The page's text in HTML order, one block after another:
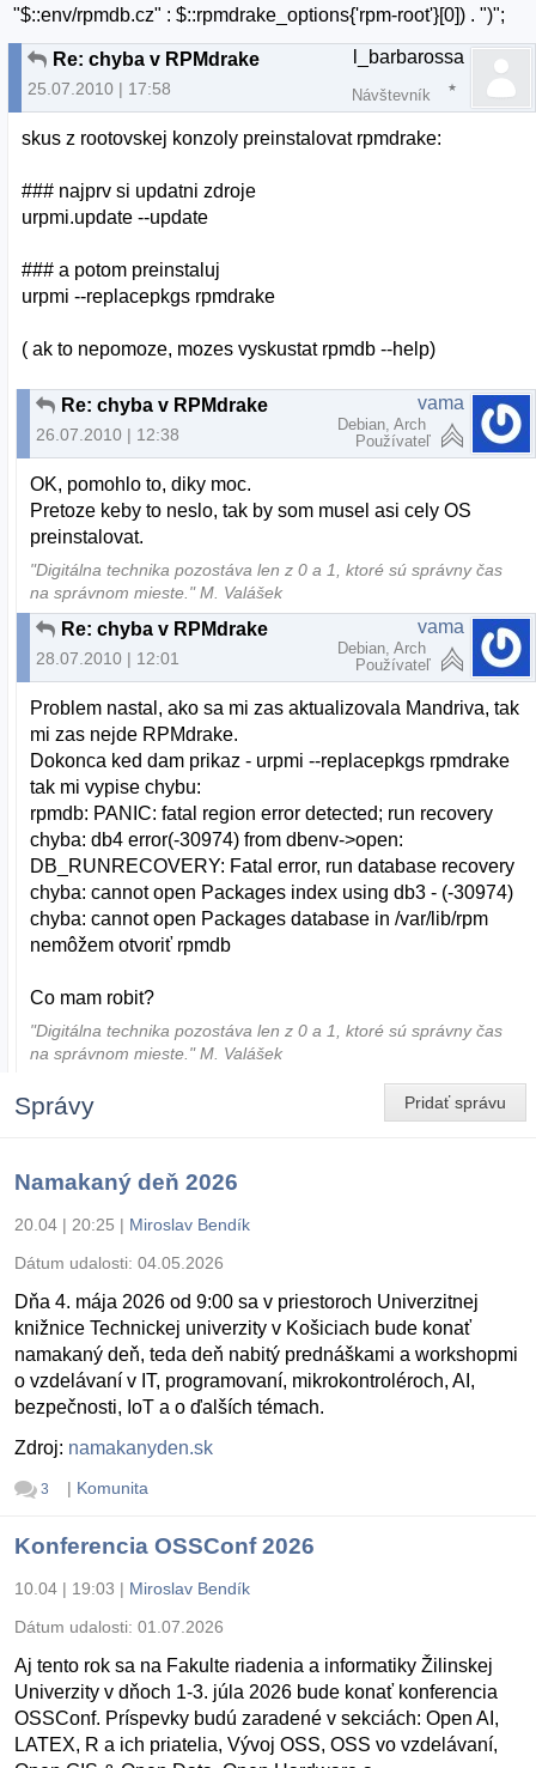
"$::env/rpmdb.cz" : $::rpmdrake_options{'rpm-root'}[0]) . ")";
Re: chyba v RPMdrake
25.07.2010 | 17:58
l_barbarossa
Návštevník
skus z rootovskej konzoly preinstalovat rpmdrake:
### najprv si updatni zdroje
urpmi.update --update
### a potom preinstaluj
urpmi --replacepkgs rpmdrake
( ak to nepomoze, mozes vyskustat rpmdb --help)
Re: chyba v RPMdrake
26.07.2010 | 12:38
vama
Debian, Arch
Používateľ
OK, pomohlo to, diky moc.
Pretoze keby to neslo, tak by som musel asi cely OS
preinstalovat.
"Digitálna technika pozostáva len z 0 a 1, ktoré sú správny čas
na správnom mieste." M. Valášek
Re: chyba v RPMdrake
28.07.2010 | 12:01
vama
Debian, Arch
Používateľ
Problem nastal, ako sa mi zas aktualizovala Mandriva, tak
mi zas nejde RPMdrake.
Dokonca ked dam prikaz - urpmi --replacepkgs rpmdrake
tak mi vypise chybu:
rpmdb: PANIC: fatal region error detected; run recovery
chyba: db4 error(-30974) from dbenv->open:
DB_RUNRECOVERY: Fatal error, run database recovery
chyba: cannot open Packages index using db3 - (-30974)
chyba: cannot open Packages database in /var/lib/rpm
nemôžem otvoriť rpmdb
Co mam robit?
"Digitálna technika pozostáva len z 0 a 1, ktoré sú správny čas
na správnom mieste." M. Valášek
Pridať správu
Správy
Namakaný deň 2026
20.04 | 20:25 | Miroslav Bendík
Dátum udalosti: 04.05.2026
Dňa 4. mája 2026 od 9:00 sa v priestoroch Univerzitnej
knižnice Technickej univerzity v Košiciach bude konať
namakaný deň, teda deň nabitý prednáškami a workshopmi
o vzdelávaní v IT, programovaní, mikrokontroléroch, AI,
bezpečnosti, IoT a o ďalších témach.
Zdroj: namakanyden.sk
3 | Komunita
Konferencia OSSConf 2026
10.04 | 19:03 | Miroslav Bendík
Dátum udalosti: 01.07.2026
Aj tento rok sa na Fakulte riadenia a informatiky Žilinskej
Univerzity v dňoch 1-3. júla 2026 bude konať konferencia
OSSConf. Príspevky budú zaradené v sekciách: Open AI,
LATEX, R a ich priatelia, Vývoj OSS, OSS vo vzdelávaní,